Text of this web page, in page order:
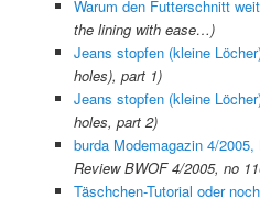
Warum den Futterschnitt
the lining with ease…)
Jeans stopfen (kleine
holes), part 1)
Jeans stopfen (kleine
holes, part 2)
burda Modemagazin 4/
Review BWOF 4/2005, no
Täschchen-Tutorial oder